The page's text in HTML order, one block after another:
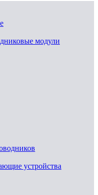
модули
устройства